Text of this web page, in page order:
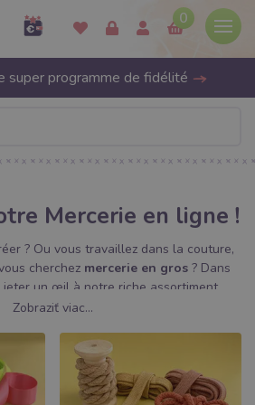
0
super programme de fidélité
Mercerie en ligne !
? Ou vous travaillez dans la couture,
cherchez mercerie en gros ? Dans
jeter un œil à notre riche assortiment.
une merceriede qualité
Zobraziť viac...